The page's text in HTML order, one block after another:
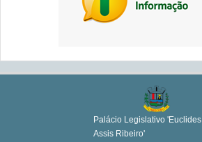
Palácio Legislativo 'Euclides
Assis Ribeiro'